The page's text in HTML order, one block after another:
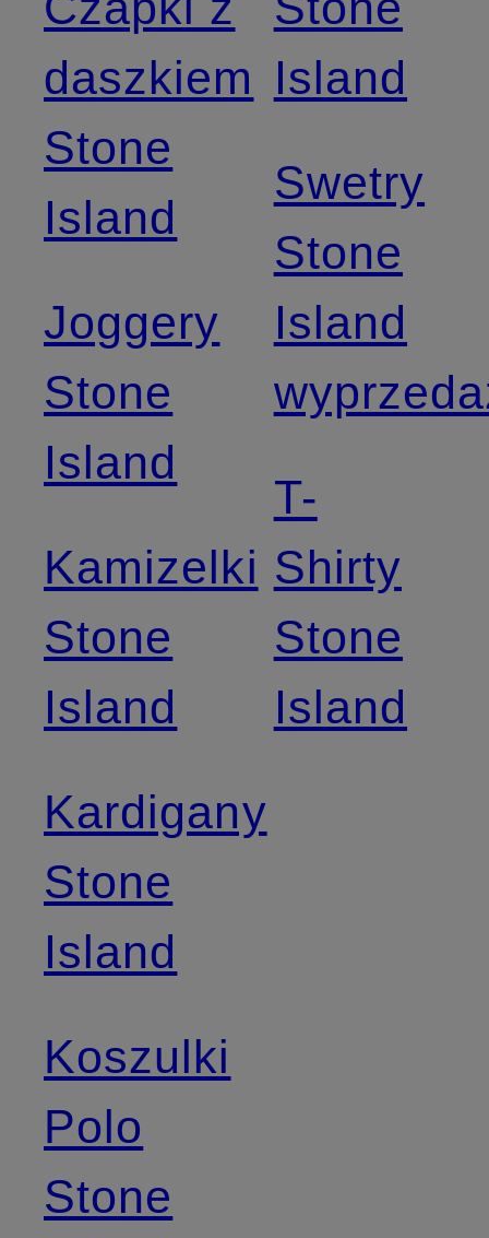
daszkiem
Stone
Island
Joggery
Stone
Island
Kamizelki
Stone
Island
Kardigany
Stone
Island
Koszulki
Polo
Stone
Island
Swetry
Stone
Island
T-
Shirty
Stone
Island